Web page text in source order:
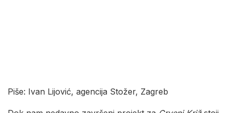
Piše: Ivan Lijović, agencija Stožer, Zagreb